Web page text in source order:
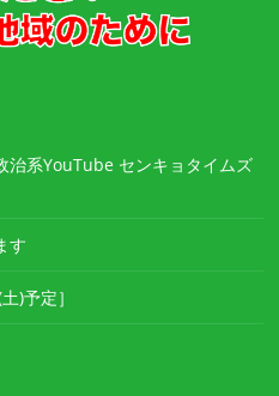
治系YouTube センキョタイムズ
す
)予定］